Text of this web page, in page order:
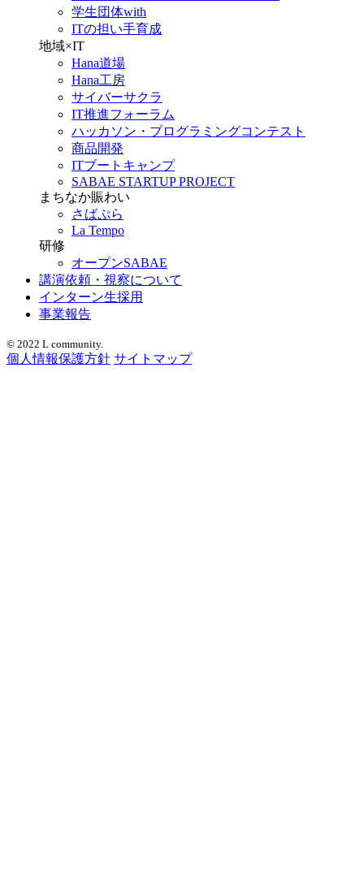
学生団体with
ITの担い手育成
地域×IT
Hana道場
Hana工房
サイバーサクラ
IT推進フォーラム
ハッカソン・プログラミングコンテスト
商品開発
ITブートキャンプ
SABAE STARTUP PROJECT
まちなか賑わい
さばぷら
La Tempo
研修
オープンSABAE
講演依頼・視察について
インターン生採用
事業報告
© 2022 L community.
個人情報保護方針 サイトマップ